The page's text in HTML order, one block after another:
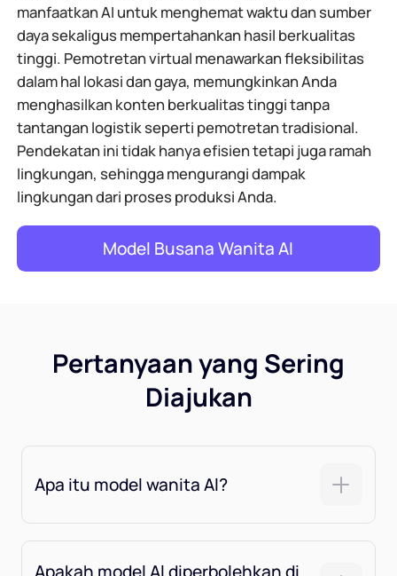
manfaatkan AI untuk menghemat waktu dan sumber
daya sekaligus mempertahankan hasil berkualitas
tinggi. Pemotretan virtual menawarkan fleksibilitas
dalam hal lokasi dan gaya, memungkinkan Anda
menghasilkan konten berkualitas tinggi tanpa
tantangan logistik seperti pemotretan tradisional.
Pendekatan ini tidak hanya efisien tetapi juga ramah
lingkungan, sehingga mengurangi dampak
lingkungan dari proses produksi Anda.
Model Busana Wanita AI
Pertanyaan yang Sering
Diajukan
Apa itu model wanita Al?
Apakah model Al diperbolehkan di